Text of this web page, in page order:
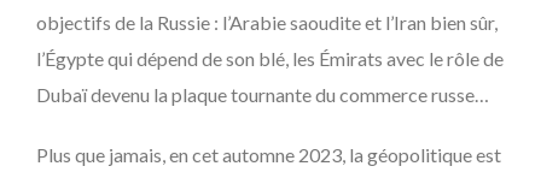
objectifs de la Russie : l’Arabie saoudite et l’Iran bien sûr,
l’Égypte qui dépend de son blé, les Émirats avec le rôle de
Dubaï devenu la plaque tournante du commerce russe…
Plus que jamais, en cet automne 2023, la géopolitique est